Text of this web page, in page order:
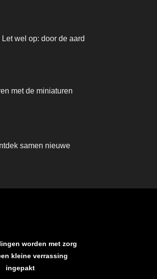
wel op: door de aard
met de miniaturen
samen nieuwe
worden met zorg
kleine verrassing
ingepakt